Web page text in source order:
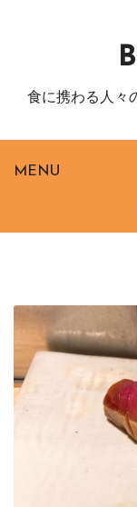
MENU
食に携わる人々